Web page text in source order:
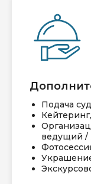
Подача
ведущий /